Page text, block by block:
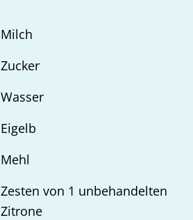
Milch
Zucker
Wasser
Eigelb
Mehl
Zesten von 1 unbehandelten
Zitrone